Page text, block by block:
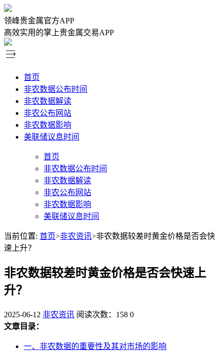
领峰贵金属官方APP
高效实用的掌上贵金属交易APP
首页
非农数据公布时间
非农数据解读
非农公布网站
非农数据影响
美联储议息时间
首页
非农数据公布时间
非农数据解读
非农公布网站
非农数据影响
美联储议息时间
当前位置: 首页>非农资讯>非农数据较差时黄金价格是否会快
速上升？
非农数据较差时黄金价格是否会快速上
升？
2025-06-12 非农资讯 阅读次数：158 0
文章目录：
一、非农数据的重要性及其对市场的影响